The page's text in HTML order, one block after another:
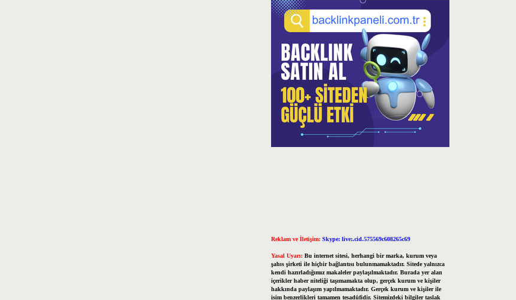
Reklam ve İletişim: Skype: live:.cid.575569c608265c69
Yasal Uyarı: Bu internet sitesi, herhangi bir marka, kurum veya
şahıs şirketi ile hiçbir bağlantısı bulunmamaktadır. Sitede yalnızca
kendi hazırladığımız makaleler paylaşılmaktadır. Burada yer alan
içerikler haber niteliği taşımamakta olup, gerçek kurum ve kişiler
hakkında paylaşım yapılmamaktadır. Gerçek kurum ve kişiler ile
isim benzerlikleri tamamen tesadüfidir. Sitemizdeki bilgiler taslak